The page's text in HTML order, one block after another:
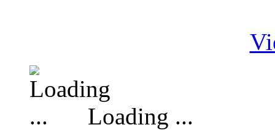
Loading ...